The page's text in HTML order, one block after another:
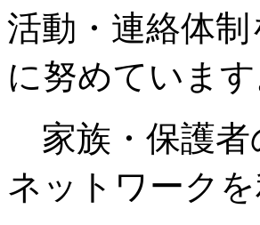
活動・連絡体
に努めています
家族・保護者
ネットワーク